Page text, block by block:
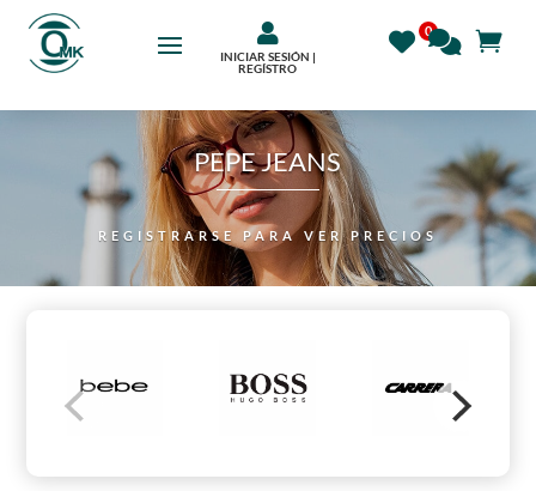

INICIAR SESIÓN |
REGÍSTRO
PEPE JEANS
REGISTRARSE PARA VER PRECIOS